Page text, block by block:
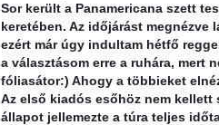
Sor került a Panamericana szett
keretében. Az időjárást
ezért már úgy indultam hétfő
a választásom erre a ruhára, mert
fóliasátor:) Ahogy a többieket
Az első kiadós esőhöz nem kellett
állapot jellemezte a túra teljes